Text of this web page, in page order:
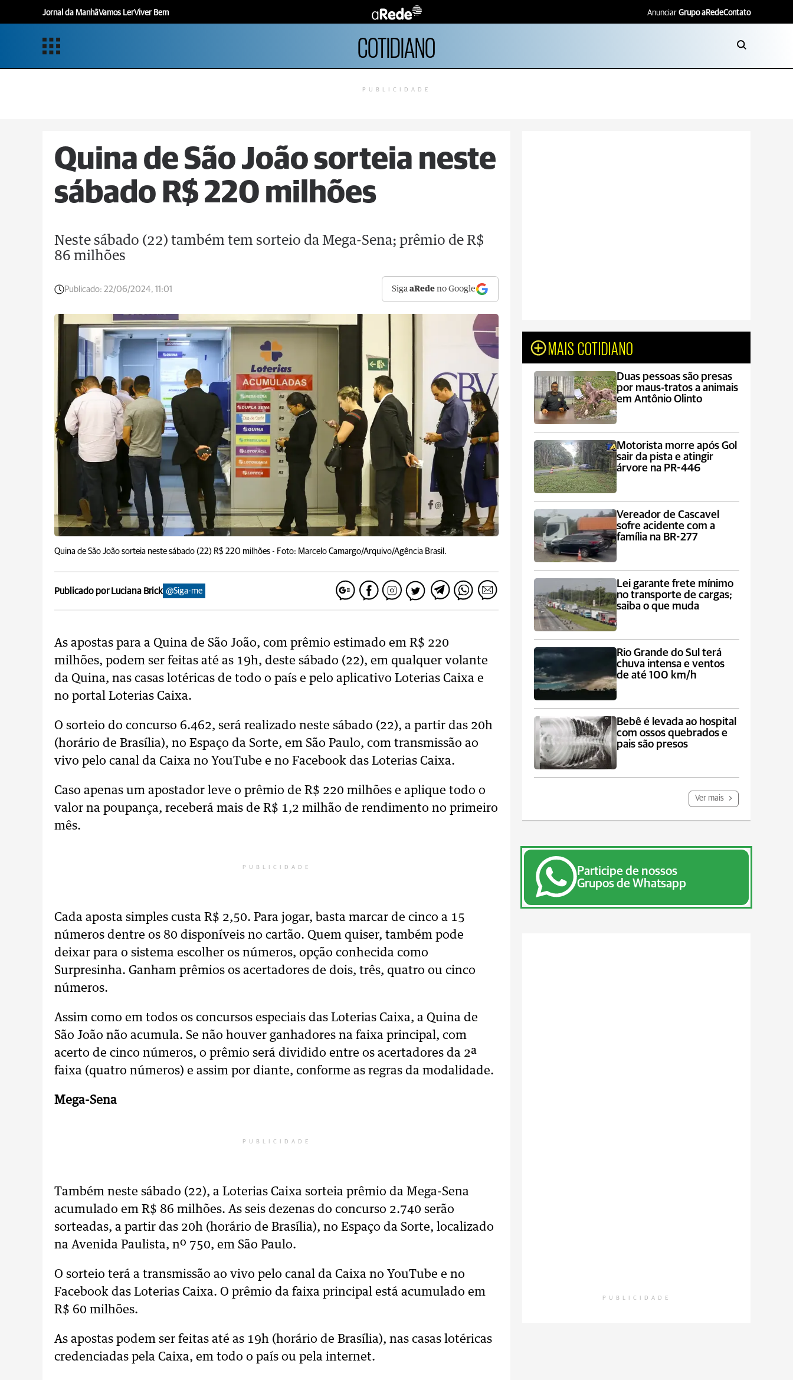
Jornal da ManhãVamos LerViver Bem Anunciar Grupo aRedeContato
COTIDIANO
PUBLICIDADE
Quina de São João sorteia neste
sábado R$ 220 milhões
Neste sábado (22) também tem sorteio da Mega-Sena; prêmio de R$
86 milhões
Publicado: 22/06/2024, 11:01 SigaaRede no Google
Quina de São João sorteia neste sábado (22) R$ 220 milhões - Foto: Marcelo Camargo/Arquivo/Agência Brasil.
Publicado por Luciana Brick @Siga-me
As apostas para a Quina de São João, com prêmio estimado em R$ 220
milhões, podem ser feitas até as 19h, deste sábado (22), em qualquer volante
da Quina, nas casas lotéricas de todo o país e pelo aplicativo Loterias Caixa e
no portal Loterias Caixa.
O sorteio do concurso 6.462, será realizado neste sábado (22), a partir das 20h
(horário de Brasília), no Espaço da Sorte, em São Paulo, com transmissão ao
vivo pelo canal da Caixa no YouTube e no Facebook das Loterias Caixa.
Caso apenas um apostador leve o prêmio de R$ 220 milhões e aplique todo o
valor na poupança, receberá mais de R$ 1,2 milhão de rendimento no primeiro
mês.
PUBLICIDADE
Cada aposta simples custa R$ 2,50. Para jogar, basta marcar de cinco a 15
números dentre os 80 disponíveis no cartão. Quem quiser, também pode
deixar para o sistema escolher os números, opção conhecida como
Surpresinha. Ganham prêmios os acertadores de dois, três, quatro ou cinco
números.
Assim como em todos os concursos especiais das Loterias Caixa, a Quina de
São João não acumula. Se não houver ganhadores na faixa principal, com
acerto de cinco números, o prêmio será dividido entre os acertadores da 2ª
faixa (quatro números) e assim por diante, conforme as regras da modalidade.
Mega-Sena
PUBLICIDADE
Também neste sábado (22), a Loterias Caixa sorteia prêmio da Mega-Sena
acumulado em R$ 86 milhões. As seis dezenas do concurso 2.740 serão
sorteadas, a partir das 20h (horário de Brasília), no Espaço da Sorte, localizado
na Avenida Paulista, nº 750, em São Paulo.
O sorteio terá a transmissão ao vivo pelo canal da Caixa no YouTube e no
Facebook das Loterias Caixa. O prêmio da faixa principal está acumulado em
R$ 60 milhões.
As apostas podem ser feitas até as 19h (horário de Brasília), nas casas lotéricas
credenciadas pela Caixa, em todo o país ou pela internet.
MAIS COTIDIANO
Duas pessoas são presas
por maus-tratos a animais
em Antônio Olinto
Motorista morre após Gol
sair da pista e atingir
árvore na PR-446
Vereador de Cascavel
sofre acidente com a
família na BR-277
Lei garante frete mínimo
no transporte de cargas;
saiba o que muda
Rio Grande do Sul terá
chuva intensa e ventos
de até 100 km/h
Bebê é levada ao hospital
com ossos quebrados e
pais são presos
Ver mais
Participe de nossos
Grupos de Whatsapp
PUBLICIDADE